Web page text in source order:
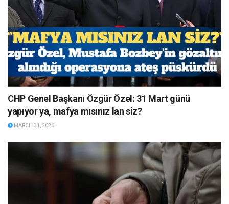
CHP Genel Başkanı Özgür Özel: 31 Mart günü
yapıyor ya, mafya mısınız lan siz?
MARCH 31, 2026